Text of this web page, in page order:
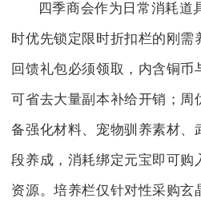
四季商会作为日常消耗道
时优先锁定限时折扣栏的刚需
回馈礼包必须领取，内含铜币
可省去大量副本补给开销；周
备强化材料、宠物驯养素材、
段养成，消耗绑定元宝即可购
资源。培养栏仅针对性采购玄